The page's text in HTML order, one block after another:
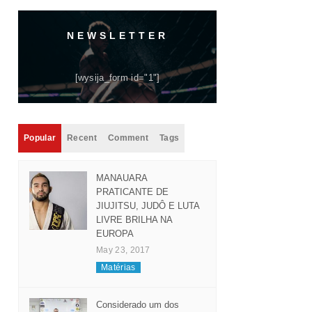
NEWSLETTER
[wysija_form id="1"]
Popular Recent Comment Tags
MANAUARA
PRATICANTE DE
JIUJITSU, JUDÔ E LUTA
LIVRE BRILHA NA
EUROPA
May 23, 2017
Matérias
Considerado um dos